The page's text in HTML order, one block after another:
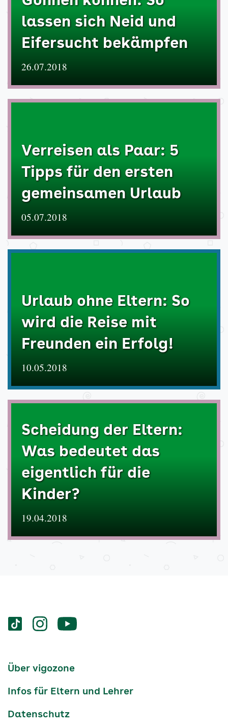
lassen sich Neid und
Eifersucht bekämpfen
26.07.2018
Verreisen als Paar: 5
Tipps für den ersten
gemeinsamen Urlaub
05.07.2018
Urlaub ohne Eltern: So
wird die Reise mit
Freunden ein Erfolg!
10.05.2018
Scheidung der Eltern:
Was bedeutet das
eigentlich für die
Kinder?
19.04.2018
Services
Social-
vigozone.de
vigozone.devigozone.de
Services-
Über vigozone
Infos für Eltern und Lehrer
Datenschutz